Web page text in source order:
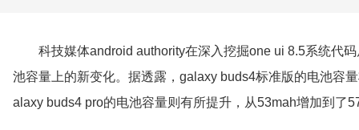
科技媒体android authority在深入挖掘one ui 8.5系统代
池容量上的新变化。据透露，galaxy buds4标准版的电池容
alaxy buds4 pro的电池容量则有所提升，从53mah增加到了